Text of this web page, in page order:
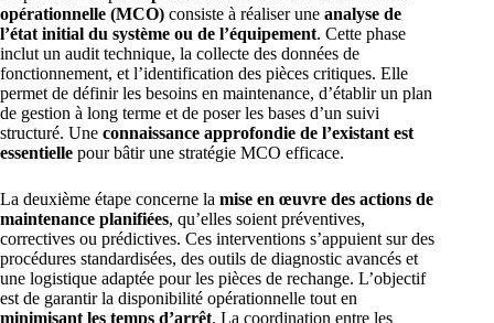
opérationnelle (MCO) consiste à réaliser une analyse de
l’état initial du système ou de l’équipement. Cette phase
inclut un audit technique, la collecte des données de
fonctionnement, et l’identification des pièces critiques. Elle
permet de définir les besoins en maintenance, d’établir un plan
de gestion à long terme et de poser les bases d’un suivi
structuré. Une connaissance approfondie de l’existant est
essentielle pour bâtir une stratégie MCO efficace.
La deuxième étape concerne la mise en œuvre des actions de
maintenance planifiées, qu’elles soient préventives,
correctives ou prédictives. Ces interventions s’appuient sur des
procédures standardisées, des outils de diagnostic avancés et
une logistique adaptée pour les pièces de rechange. L’objectif
est de garantir la disponibilité opérationnelle tout en
minimisant les temps d’arrêt. La coordination entre les